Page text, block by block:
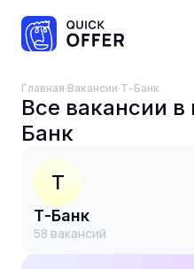
Главная·Вакансии· Т-Банк
Все вакансии
Банк
Т
Т-Банк
58 вакансий